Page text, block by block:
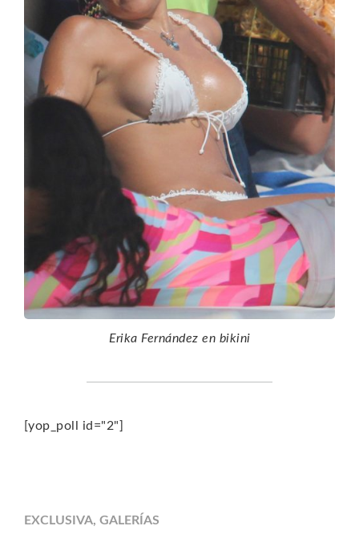
Erika Fernández en bikini
[yop_poll id="2"]
EXCLUSIVA, GALERÍAS